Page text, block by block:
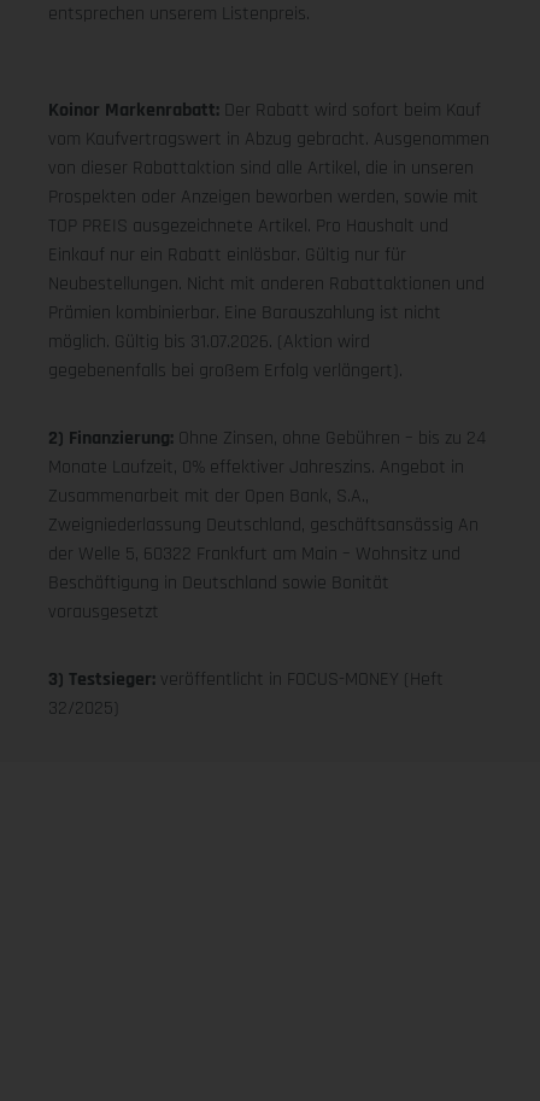
entsprechen unserem Listenpreis.
Koinor Markenrabatt: Der Rabatt wird sofort beim Kauf
vom Kaufvertragswert in Abzug gebracht. Ausgenommen
von dieser Rabattaktion sind alle Artikel, die in unseren
Prospekten oder Anzeigen beworben werden, sowie mit
TOP PREIS ausgezeichnete Artikel. Pro Haushalt und
Einkauf nur ein Rabatt einlösbar. Gültig nur für
Neubestellungen. Nicht mit anderen Rabattaktionen und
Prämien kombinierbar. Eine Barauszahlung ist nicht
möglich. Gültig bis 31.07.2026. (Aktion wird
gegebenenfalls bei großem Erfolg verlängert).
2) Finanzierung: Ohne Zinsen, ohne Gebühren – bis zu 24
Monate Laufzeit, 0% effektiver Jahreszins. Angebot in
Zusammenarbeit mit der Open Bank, S.A.,
Zweigniederlassung Deutschland, geschäftsansässig An
der Welle 5, 60322 Frankfurt am Main – Wohnsitz und
Beschäftigung in Deutschland sowie Bonität
vorausgesetzt
3) Testsieger: veröffentlicht in FOCUS-MONEY (Heft
32/2025)